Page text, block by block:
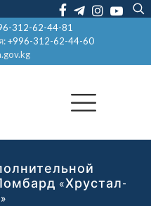
312-62-44-81
+996-312-62-44-60
«Хрустал-